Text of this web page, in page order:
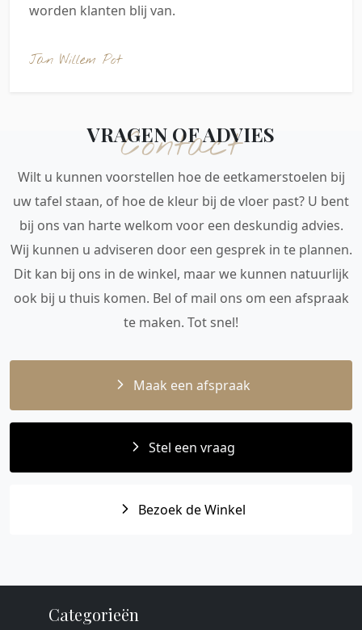
worden klanten blij van.
Jan Willem Pot
Contact
VRAGEN OF ADVIES
Wilt u kunnen voorstellen hoe de eetkamerstoelen bij
uw tafel staan, of hoe de kleur bij de vloer past? U bent
bij ons van harte welkom voor een deskundig advies.
Wij kunnen u adviseren door een gesprek in te plannen.
Dit kan bij ons in de winkel, maar we kunnen natuurlijk
ook bij u thuis komen. Bel of mail ons om een afspraak
te maken. Tot snel!
Maak een afspraak
Stel een vraag
Bezoek de Winkel
Categorieën